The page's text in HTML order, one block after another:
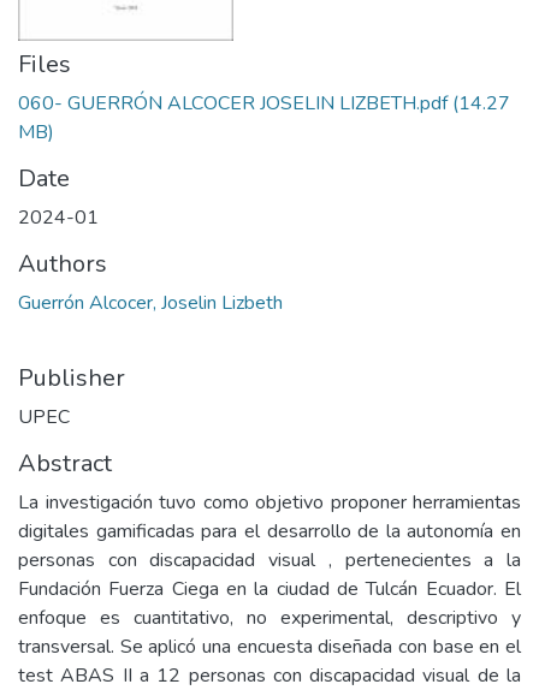
Files
060- GUERRÓN ALCOCER JOSELIN LIZBETH.pdf(14.27
MB)
Date
2024-01
Authors
Guerrón Alcocer, Joselin Lizbeth
Publisher
UPEC
Abstract
La investigación tuvo como objetivo proponer herramientas
digitales gamificadas para el desarrollo de la autonomía en
personas con discapacidad visual , pertenecientes a la
Fundación Fuerza Ciega en la ciudad de Tulcán Ecuador. El
enfoque es cuantitativo, no experimental, descriptivo y
transversal. Se aplicó una encuesta diseñada con base en el
test ABAS II a 12 personas con discapacidad visual de la